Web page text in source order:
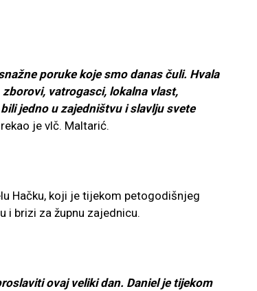
poruke koje smo danas čuli. Hvala
vatrogasci, lokalna vlast,
jedno u zajedništvu i slavlju svete
je vlč. Maltarić.
Hačku, koji je tijekom petogodišnjeg
i brizi za župnu zajednicu.
ovaj veliki dan. Daniel je tijekom